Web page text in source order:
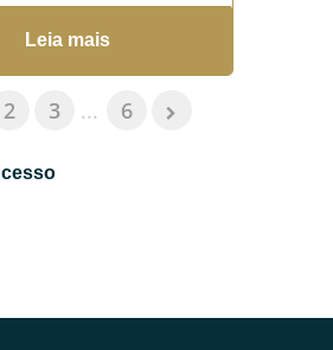
para quem abre
participa de
ou exerce
empresarial de...
→
Leia mais
2 3 ... 6